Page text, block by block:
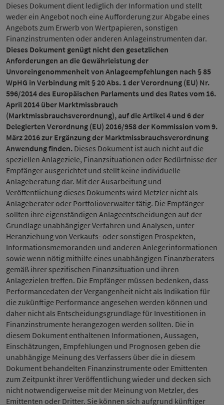
Dieses Dokument dient lediglich der Information und stellt
weder ein Angebot noch eine Aufforderung zur Abgabe eines
Angebots zum Erwerb von Wertpapieren, sonstigen
Finanzinstrumenten oder anderen Anlageinstrumenten dar.
Dieses Dokument genügt nicht den gesetzlichen
Anforderungen an die Gewährleistung der
Unvoreingenommenheit von Anlageempfehlungen nach § 85
WpHG in Verbindung mit § 20 Abs. 1 der Verordnung (EU) Nr.
596/2014 des Europäischen Parlaments und des Rates vom 16.
April 2014 über Marktmissbrauch
(Marktmissbrauchsverordnung), auf die Artikel 4 und 6 der
Delegierten Verordnung (EU) 2016/958 der Kommission vom 9.
März 2016 zur Ergänzung der Marktmissbrauchsverordnung
Anwendung finden. Dieses Dokument ist auch nicht auf die
speziellen Anlageziele, Finanzsituationen oder Bedürfnisse der
Empfänger ausgerichtet und stellt keine individuelle
Anlageberatung dar. Mit der Ausarbeitung und
Veröffentlichung dieses Dokuments wird Metzler nicht als
Anlageberater oder Portfolioverwalter tätig. Die Empfänger
sollten ihre eigenständigen Anlageentscheidungen auf der
Grundlage unabhängiger Verfahren und Analysen, unter
Heranziehung von Verkaufs- oder sonstigen Prospekten,
Informationsmemoranden und anderen Anlegerinformationen
sowie wenn nötig mithilfe eines unabhängigen Finanzberaters
gemäß ihrer spezifischen Finanzsituation und ihren
Anlagezielen treffen. Die Empfänger müssen bedenken, dass
Performancedaten der Vergangenheit nicht als Indikation für
die zukünftige Performance angesehen werden können und
daher nicht als Entscheidungsgrundlage für Investitionen in
Finanzinstrumente herangezogen werden sollten. Die in
diesem Dokument enthaltenen Informationen, Aussagen,
Einschätzungen, Empfehlungen und Prognosen geben die
unabhängige Meinung des Verfassers über die in diesem
Dokument behandelten Finanzinstrumente oder Emittenten
zum Zeitpunkt ihrer Veröffentlichung wieder und decken sich
nicht notwendigerweise mit der Meinung von Metzler, des
Emittenten oder Dritter. Sie können sich aufgrund künftiger